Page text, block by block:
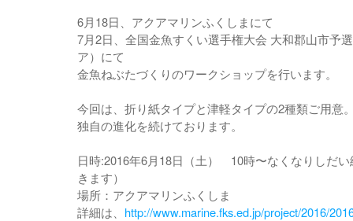
6月18日、アクアマリンふくしまにて
7月2日、全国金魚すくい選手権大会 大和郡山市予
ア）にて
金魚ねぶたづくりのワークショップを行います。
今回は、折り紙タイプと津軽タイプの2種類ご用意
独自の進化を続けております。
日時:2016年6月18日（土） 10時〜なくなりしだ
きます）
場所：アクアマリンふくしま
詳細は、 http://www.marine.fks.ed.jp/project/2016/